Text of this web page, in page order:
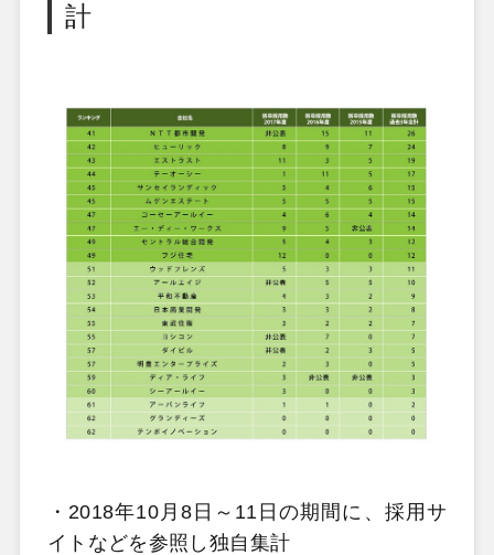
計
・2018年10月8日～11日の期間に、採用サ
イトなどを参照し独自集計